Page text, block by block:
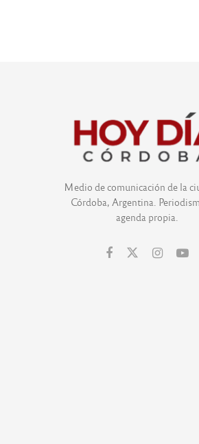
Medio de comunicación de la
Córdoba, Argentina.
agenda propia.